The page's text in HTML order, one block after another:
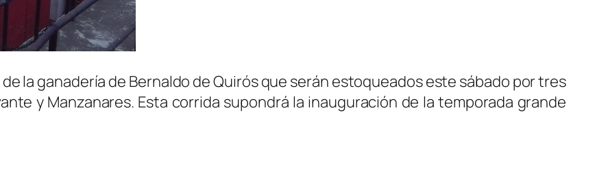
la ganadería de Bernaldo de Quirós que serán estoqueados este sábado por tres
y Manzanares. Esta corrida supondrá la inauguración de la temporada grande